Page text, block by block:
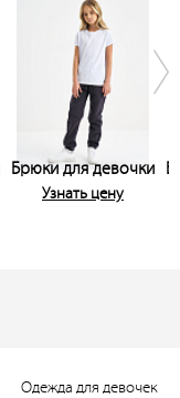
Брюки для девочки
Узнать цену
Одежда для девочек